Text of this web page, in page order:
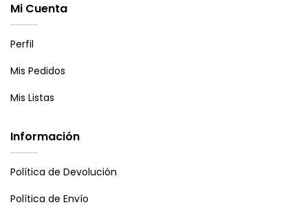
Mi Cuenta
Perfil
Mis Pedidos
Mis Listas
Información
Política de Devolución
Política de Envío